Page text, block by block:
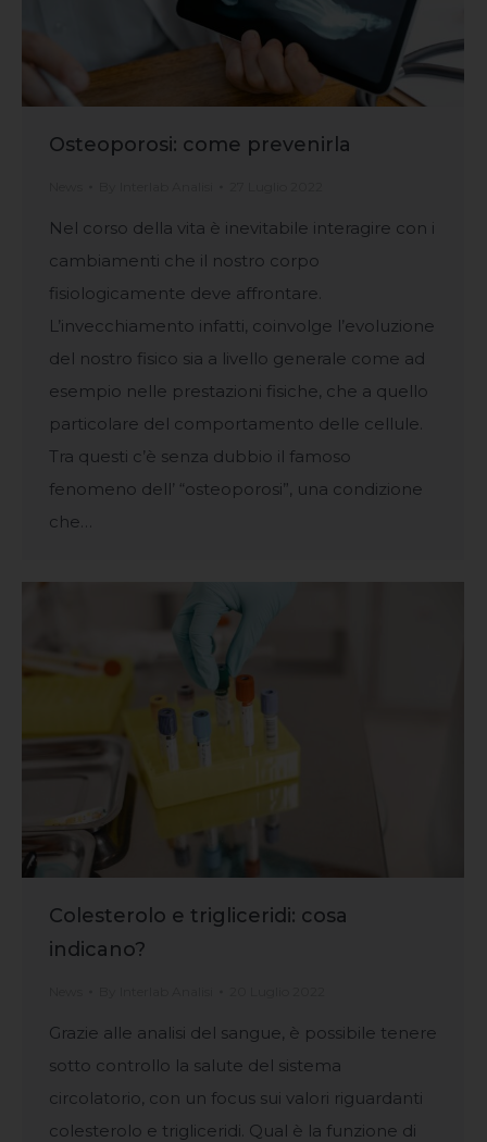
Osteoporosi: come prevenirla
Nel corso della vita è inevitabile interagire con i
cambiamenti che il nostro corpo
fisiologicamente deve affrontare.
L’invecchiamento infatti, coinvolge l’evoluzione
del nostro fisico sia a livello generale come ad
esempio nelle prestazioni fisiche, che a quello
particolare del comportamento delle cellule.
Tra questi c’è senza dubbio il famoso
fenomeno dell’ “osteoporosi”, una condizione
che…
Colesterolo e trigliceridi: cosa
indicano?
Grazie alle analisi del sangue, è possibile tenere
sotto controllo la salute del sistema
circolatorio, con un focus sui valori riguardanti
colesterolo e trigliceridi. Qual è la funzione di